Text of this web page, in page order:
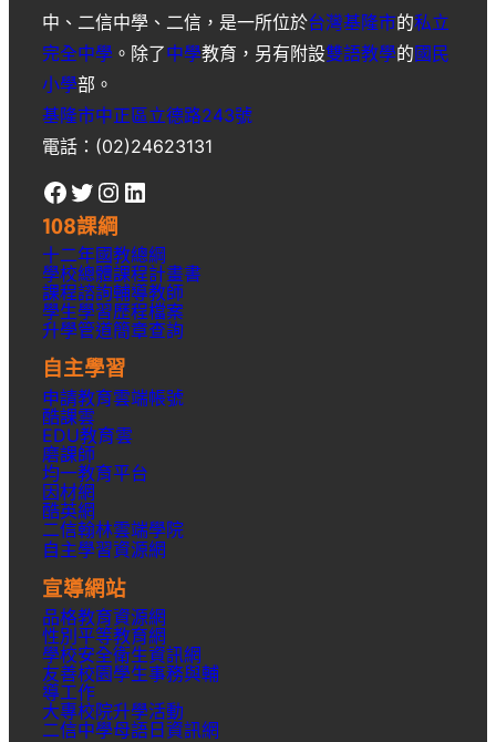
中 、 二信中學 、 二信 ，是一所位於台灣基隆市的私立
完全中學 。除了中學教育，另有附設雙語教學的國民
小學部。
基隆市中正區立德路243號
電話：(02)24623131
Facebook Twitter Instagram LinkedIn
108課綱
十二年國教總綱
學校總體課程計畫書
課程諮詢輔導教師
學生學習歷程檔案
升學管道簡章查詢
自主學習
申請教育雲端帳號
酷課雲
EDU教育雲
磨課師
均一教育平台
因材網
酷英網
二信翰林雲端學院
自主學習資源網
宣導網站
品格教育資源網
性別平等教育網
學校安全衛生資訊網
友善校園學生事務與輔
導工作
大專校院升學活動
二信中學母語日資訊網